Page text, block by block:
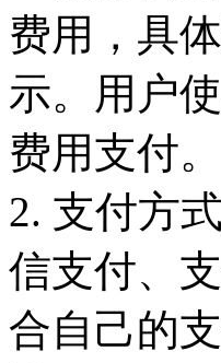
费用，具
示。用户
费用支付。
2. 支付方
信支付、
合自己的